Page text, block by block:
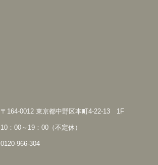
〒164-0012 東京都中野区本町4-22-13 1F
10：00～19：00（不定休）
0120-966-304